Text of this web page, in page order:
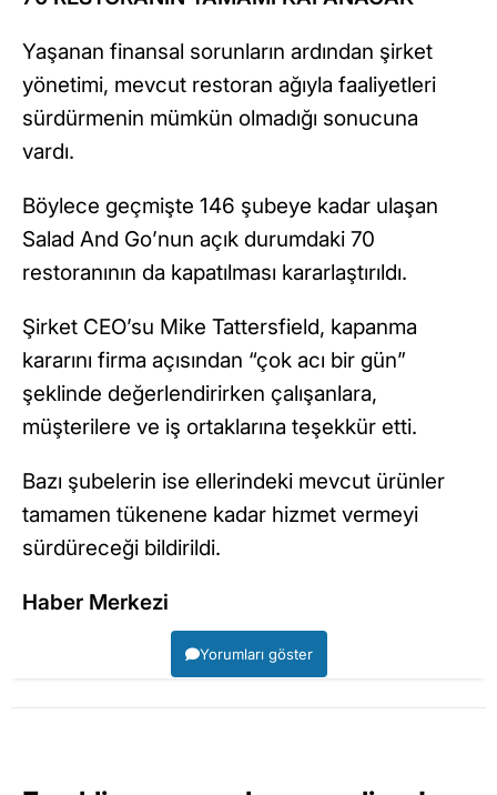
Yaşanan finansal sorunların ardından şirket
yönetimi, mevcut restoran ağıyla faaliyetleri
sürdürmenin mümkün olmadığı sonucuna
vardı.
Böylece geçmişte 146 şubeye kadar ulaşan
Salad And Go’nun açık durumdaki 70
restoranının da kapatılması kararlaştırıldı.
Şirket CEO’su Mike Tattersfield, kapanma
kararını firma açısından “çok acı bir gün”
şeklinde değerlendirirken çalışanlara,
müşterilere ve iş ortaklarına teşekkür etti.
Bazı şubelerin ise ellerindeki mevcut ürünler
tamamen tükenene kadar hizmet vermeyi
sürdüreceği bildirildi.
Haber Merkezi
Yorumları göster